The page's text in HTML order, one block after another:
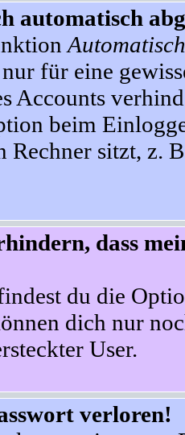
automatisch
für eine
Accounts
beim
Rechner sitzt, z.
dass
du die
dich nur
User.
verloren!